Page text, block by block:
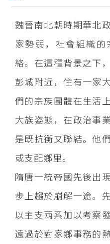
魏晉南北朝時期華北
家勢弱，社會組織
絡。在這種背景之下
彭城附近，住有一家
們的宗族團體在生活
大族姿態，在政治事
是既抗衡又聯結。他
或支配鄉里。
隋唐一統帝國先後出
步上趨於崩解一途。
以主支兩系加以考察
遠過於對家鄉事務的